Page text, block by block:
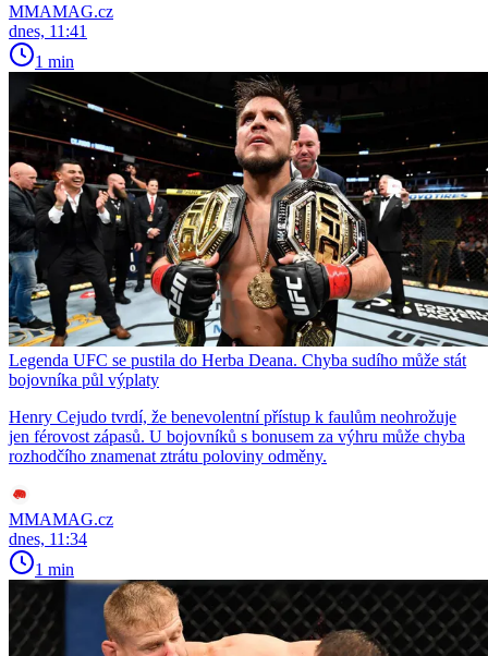
MMAMAG.cz
dnes, 11:41
1 min
Legenda UFC se pustila do Herba Deana. Chyba sudího může stát
bojovníka půl výplaty
Henry Cejudo tvrdí, že benevolentní přístup k faulům neohrožuje
jen férovost zápasů. U bojovníků s bonusem za výhru může chyba
rozhodčího znamenat ztrátu poloviny odměny.
MMAMAG.cz
dnes, 11:34
1 min